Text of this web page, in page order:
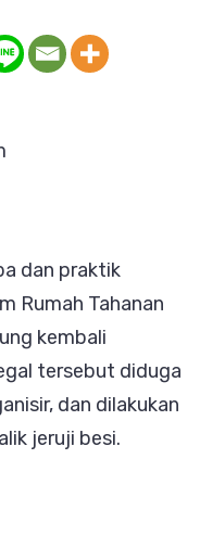
Tarutung
Kanwil
Ditjen
dan praktik
Rumah Tahanan
kembali
tersebut diduga
dan dilakukan
jeruji besi.